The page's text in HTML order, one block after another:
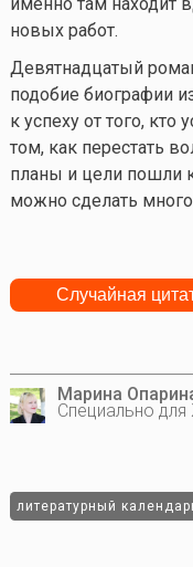
новых работ.
Девятнадцатый
подобие биографии
к успеху от того, кто
том, как перестать
планы и цели пошли
можно сделать
Марина
Специально
литературный